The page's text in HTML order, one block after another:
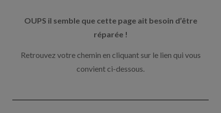
OUPS il semble que cette page ait besoin d’être
réparée !
Retrouvez votre chemin en cliquant sur le lien qui vous
convient ci-dessous.